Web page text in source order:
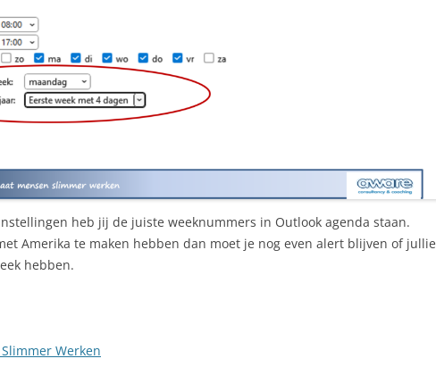
heb jij de juiste weeknummers in Outlook agenda staan.
Amerika te maken hebben dan moet je nog even alert blijven of jullie
hebben.
Werken